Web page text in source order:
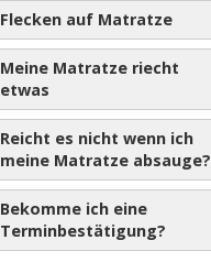
Flecken auf Matratze
Meine Matratze riecht
etwas
Reicht es nicht wenn ich
meine Matratze absauge?
Bekomme ich eine
Terminbestätigung?